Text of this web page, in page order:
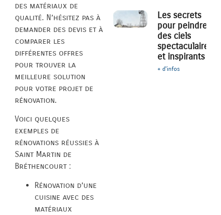
des matériaux de
qualité. N’hésitez pas à
demander des devis et à
comparer les
différentes offres
pour trouver la
meilleure solution
pour votre projet de
rénovation.
Voici quelques
exemples de
rénovations réussies à
Saint Martin de
Bréthencourt :
Rénovation d’une
cuisine avec des
matériaux
Les secrets
pour peindre
des ciels
spectaculaires
et inspirants
+ d'infos